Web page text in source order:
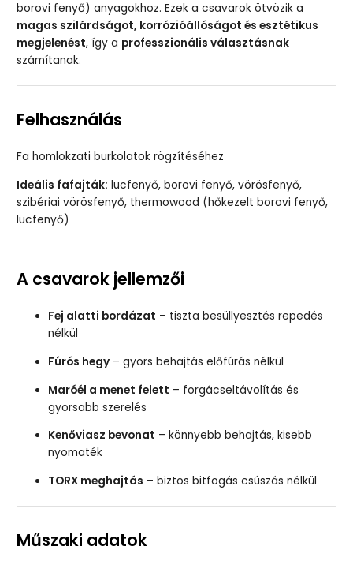
borovi fenyő) anyagokhoz. Ezek a csavarok ötvözik a
magas szilárdságot, korrózióállóságot és esztétikus
megjelenést, így a professzionális választásnak
számítanak.
Felhasználás
Fa homlokzati burkolatok rögzítéséhez
Ideális fafajták: lucfenyő, borovi fenyő, vörösfenyő,
szibériai vörösfenyő, thermowood (hőkezelt borovi fenyő,
lucfenyő)
A csavarok jellemzői
Fej alatti bordázat – tiszta besüllyesztés repedés
nélkül
Fúrós hegy – gyors behajtás előfúrás nélkül
Maróél a menet felett – forgácseltávolítás és
gyorsabb szerelés
Kenőviasz bevonat – könnyebb behajtás, kisebb
nyomaték
TORX meghajtás – biztos bitfogás csúszás nélkül
Műszaki adatok